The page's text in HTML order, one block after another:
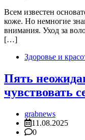
Всем известен
коже. Но немногие
внимания. Уход за
[…]
Здоровье и
Пять
чувствовать
grabnews
11.08.2025
0